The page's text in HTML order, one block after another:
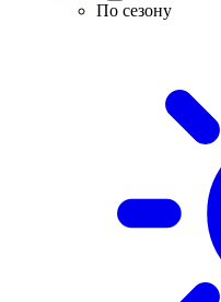
По сезону